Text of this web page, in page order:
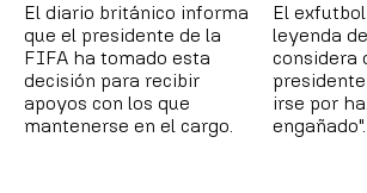
El diario británico informa
que el presidente de la
FIFA ha tomado esta
decisión para recibir
apoyos con los que
mantenerse en el cargo.
El
leyenda
considera
irse por
engañado".